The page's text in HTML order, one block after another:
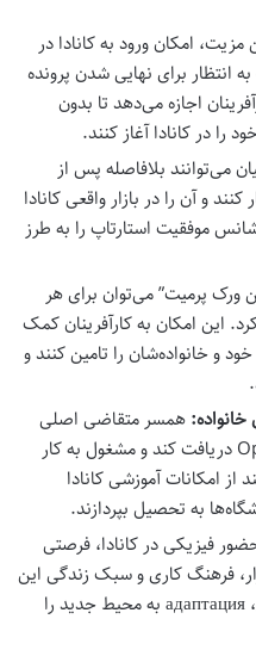
مزیت، امکان ورود به کانادا در
انتظار برای نهایی شدن پرونده
اجازه می‌دهد تا بدون
در کانادا آغاز کنند.
می‌توانند بلافاصله پس از
و آن را در بازار واقعی کانادا
موفقیت استارتاپ را به طرز
ورک پرمیت” می‌توان برای هر
این امکان به کارآفرینان کمک
و خانواده‌شان را تامین کنند و
همسر متقاضی اصلی
نیز می‌تواند Open Work Permit دریافت کند و مشغول به کار
از امکانات آموزشی کانادا
به تحصیل بپردازند.
فیزیکی در کانادا، فرصتی
فرهنگ کاری و سبک زندگی این
کشور فراهم می‌کند. این آشنایی، адаптация به محیط جدید را